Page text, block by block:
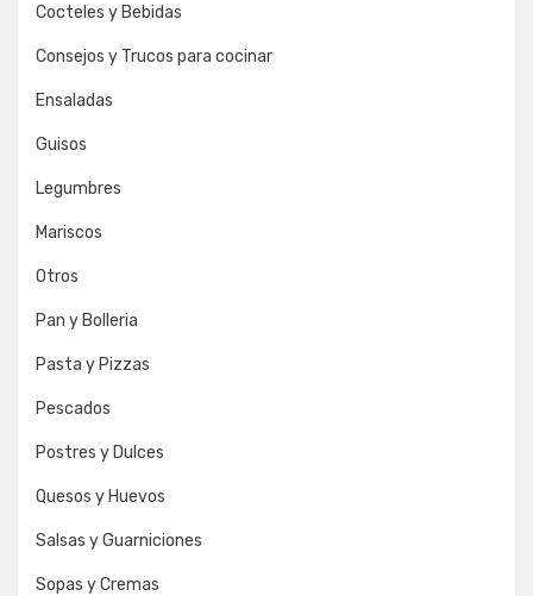
Cocteles y Bebidas
Consejos y Trucos para cocinar
Ensaladas
Guisos
Legumbres
Mariscos
Otros
Pan y Bolleria
Pasta y Pizzas
Pescados
Postres y Dulces
Quesos y Huevos
Salsas y Guarniciones
Sopas y Cremas